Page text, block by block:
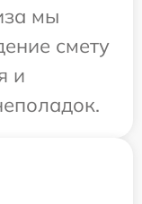
мы
смету
и